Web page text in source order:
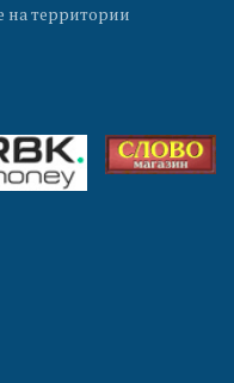
на территории